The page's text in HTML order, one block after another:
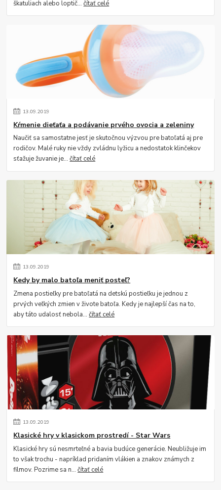
škatuliach alebo loptič...čítať celé
13.09.2019
Kŕmenie dieťaťa a podávanie prvého ovocia a zeleniny
Naučiť sa samostatne jesť je skutočnou výzvou pre batoľatá aj pre
rodičov. Malé ruky nie vždy zvládnu lyžicu a nedostatok klinčekov
sťažuje žuvanie je...čítať celé
13.09.2019
Kedy by malo batoľa meniť posteľ?
Zmena postieľky pre batoľatá na detskú postieľku je jednou z
prvých veľkých zmien v živote batoľa. Kedy je najlepší čas na to,
aby táto udalosť nebola...čítať celé
13.09.2019
Klasické hry v klasickom prostredí - Star Wars
Klasické hry sú nesmrteľné a bavia budúce generácie. Neubližuje im
to však trochu - napríklad pridaním vlákien a znakov známych z
filmov. Pozrime sa n...čítať celé